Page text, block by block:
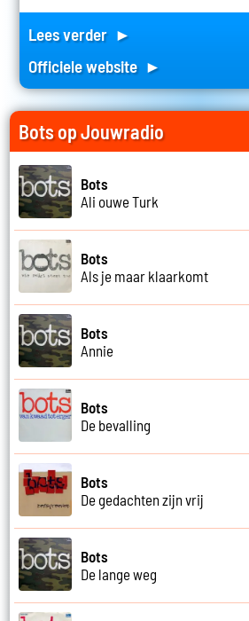
Lees verder ►
Officiele website ►
Bots op Jouwradio
Bots
Ali ouwe Turk
Bots
Als je maar klaarkomt
Bots
Annie
Bots
De bevalling
Bots
De gedachten zijn vrij
Bots
De lange weg